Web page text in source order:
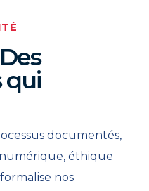
qui
documentés,
éthique
formalise nos